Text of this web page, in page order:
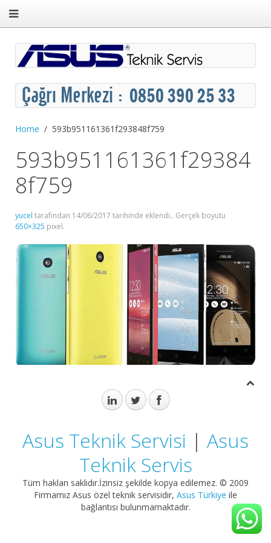
Home 593b951161361f293848f759
593b951161361f29384
8f759
yucel tarafından 14/06/2017 tarihinde eklendi.. Gerçek boyutu
650×325 pixel.
Asus Teknik Servisi | Asus
Teknik Servis
Tüm hakları saklıdır.İzinsiz şekilde kopya edilemez. © 2009
Firmamız Asus özel teknik servisidir, Asus Türkiye ile
bağlantısı bulunmamaktadır.